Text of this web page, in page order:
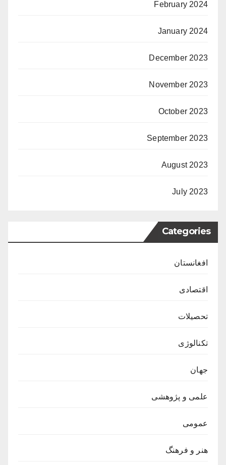
February 2024
January 2024
December 2023
November 2023
October 2023
September 2023
August 2023
July 2023
Categories
افغانستان
اقتصادی
تحصیلات
تکنالوژی
جهان
علمی و پژوهشی
عمومی
هنر و فرهنگ